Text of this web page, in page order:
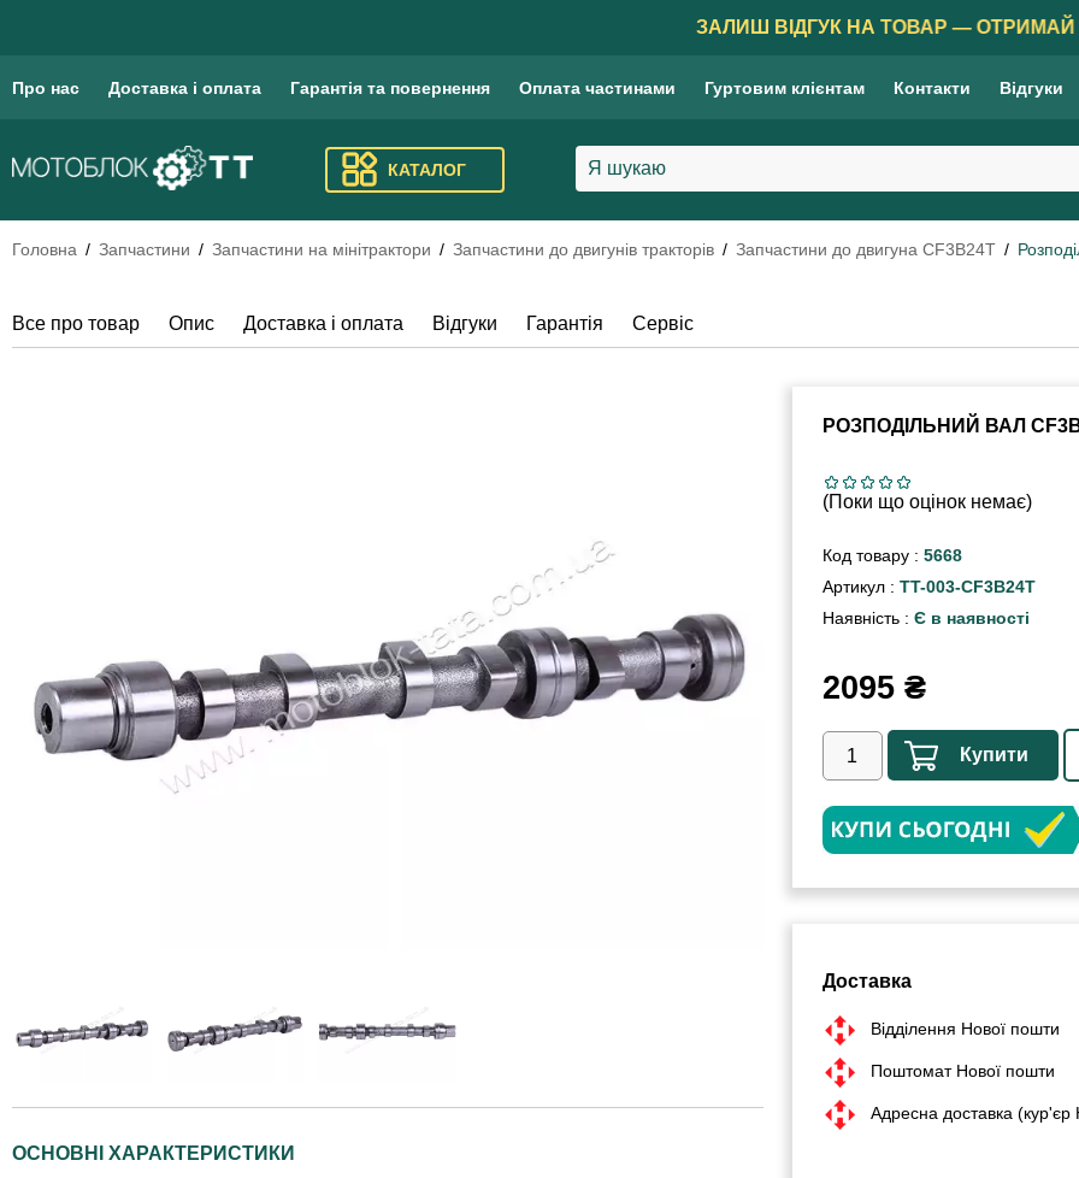
ЗАЛИШ ВІДГУК НА ТОВАР — ОТРИМАЙ ЗНИЖКУ НА НАСТУПНЕ
Про нас Доставка і оплата Гарантія та повернення Оплата частинами Гуртовим клієнтам Контакти Відгуки
КАТАЛОГ
Головна Запчастини Запчастини на мінітрактори Запчастини до двигунів тракторів Запчастини до двигуна CF3B24T
Все про товар Опис Доставка і оплата Відгуки Гарантія Сервіс
ОСНОВНІ ХАРАКТЕРИСТИКИ
РОЗПОДІЛЬНИЙ ВАЛ
(Поки що оцінок немає)
Код товару : 5668
Артикул : TT-003-СF3B24T
Наявність : Є в наявності
2095₴
Купити
Доставка
Відділення Нової пошти
Поштомат Нової пошти
Адресна доставка (кур'єр